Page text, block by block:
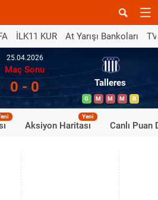
İLK11 KUR At Yarışı Bankoları
25.04.2026
Maç Sonu
0 - 0 Talleres
G M M M B
Aksiyon Haritası
Yeni
Canlı Puan